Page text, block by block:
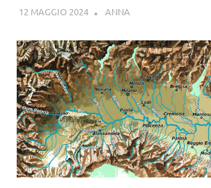
12 MAGGIO 2024 ANNA